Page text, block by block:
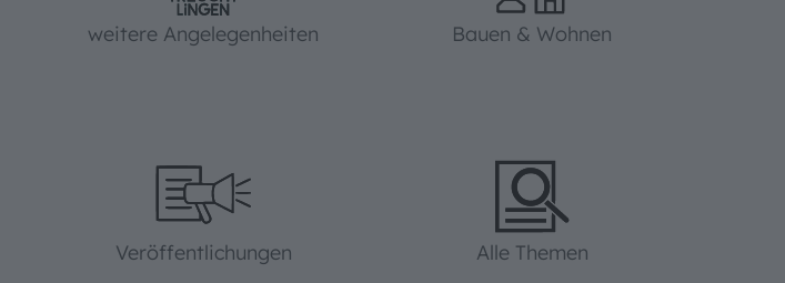
weitere Angelegenheiten Bauen & Wohnen
Veröffentlichungen Alle Themen